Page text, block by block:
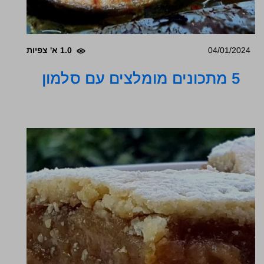
04/01/2024 1.0 א' צפיות
5 מתכונים מומלצים עם סלמון